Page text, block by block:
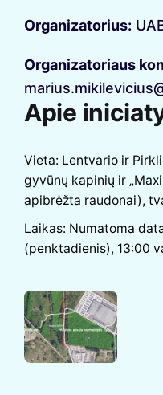
Organizatorius:
Organizatoriaus
Apie
Vieta: Lentvario ir
gyvūnų kapinių ir
apibrėžta raudonai),
Laikas: Numatoma
(penktadienis), 13:00